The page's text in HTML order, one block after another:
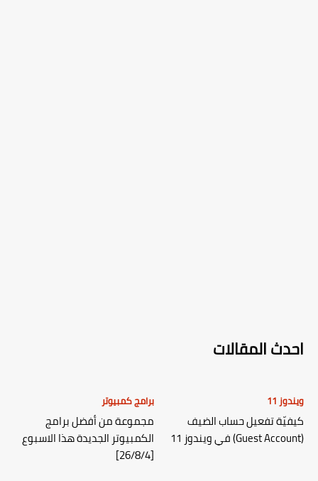
احدث المقالات
ويندوز 11
كيفيّة تفعيل حساب الضيف
(Guest Account) في ويندوز 11
برامج كمبيوتر
مجموعة من أفضل برامج
الكمبيوتر الجديدة هذا الاسبوع
[26/8/4]